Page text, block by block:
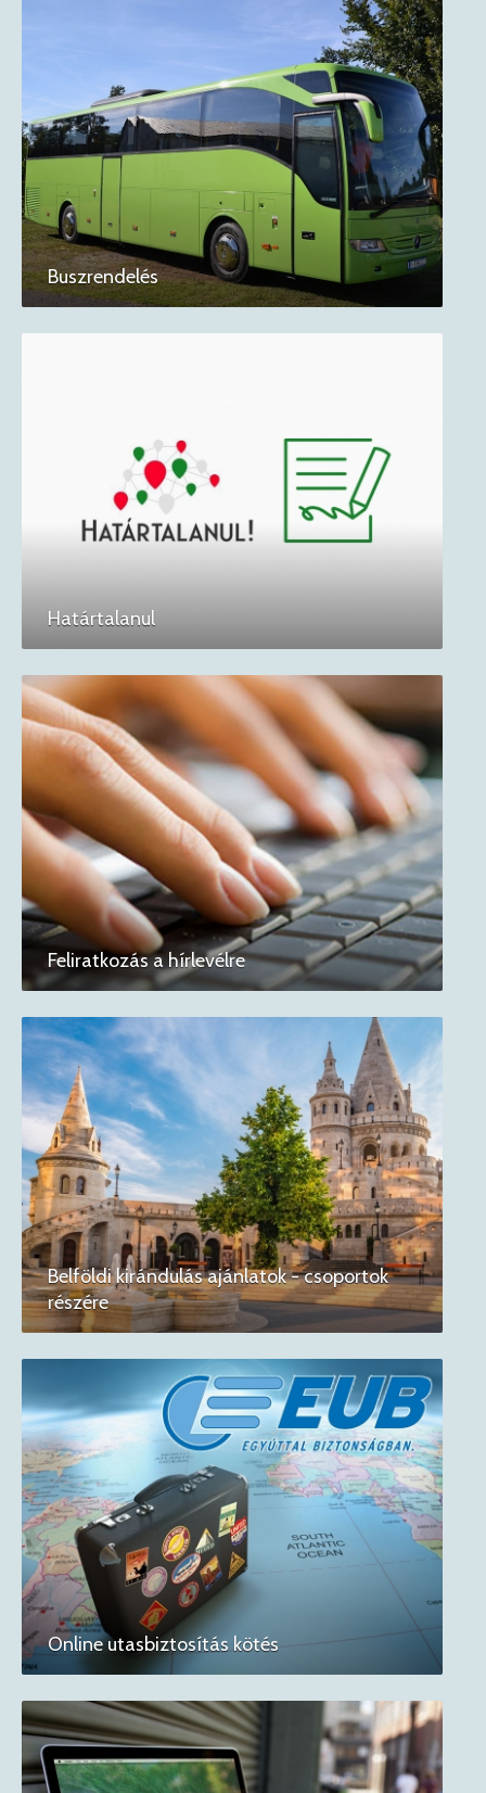
Buszrendelés
Határtalanul
Feliratkozás a hírlevélre
Belföldi kirándulás ajánlatok - csoportok
részére
Online utasbiztosítás kötés